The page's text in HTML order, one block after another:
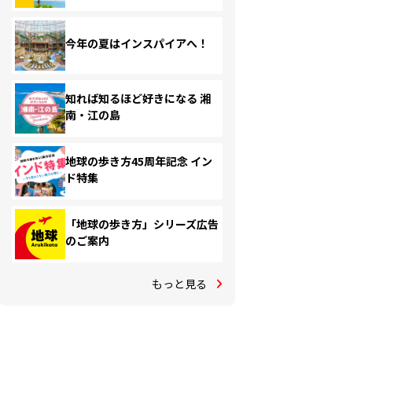
今年の夏はインスパイアへ！
知れば知るほど好きになる 湘
南・江の島
地球の歩き方45周年記念 イン
ド特集
「地球の歩き方」シリーズ広告
のご案内
もっと見る